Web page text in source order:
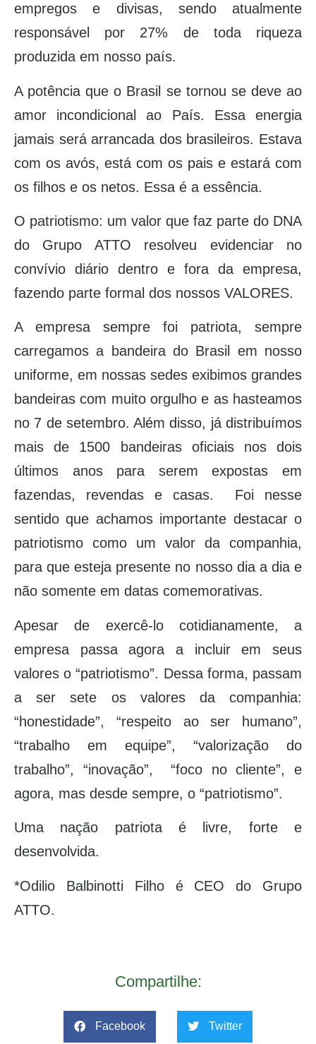
empregos e divisas, sendo atualmente
responsável por 27% de toda riqueza
produzida em nosso país.
A potência que o Brasil se tornou se deve ao
amor incondicional ao País. Essa energia
jamais será arrancada dos brasileiros. Estava
com os avós, está com os pais e estará com
os filhos e os netos. Essa é a essência.
O patriotismo: um valor que faz parte do DNA
do Grupo ATTO resolveu evidenciar no
convívio diário dentro e fora da empresa,
fazendo parte formal dos nossos VALORES.
A empresa sempre foi patriota, sempre
carregamos a bandeira do Brasil em nosso
uniforme, em nossas sedes exibimos grandes
bandeiras com muito orgulho e as hasteamos
no 7 de setembro. Além disso, já distribuímos
mais de 1500 bandeiras oficiais nos dois
últimos anos para serem expostas em
fazendas, revendas e casas. Foi nesse
sentido que achamos importante destacar o
patriotismo como um valor da companhia,
para que esteja presente no nosso dia a dia e
não somente em datas comemorativas.
Apesar de exercê-lo cotidianamente, a
empresa passa agora a incluir em seus
valores o “patriotismo”. Dessa forma, passam
a ser sete os valores da companhia:
“honestidade”, “respeito ao ser humano”,
“trabalho em equipe”, “valorização do
trabalho”, “inovação”, “foco no cliente”, e
agora, mas desde sempre, o “patriotismo”.
Uma nação patriota é livre, forte e
desenvolvida.
*Odilio Balbinotti Filho é CEO do Grupo
ATTO.
Compartilhe:
Facebook Twitter